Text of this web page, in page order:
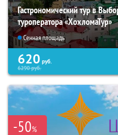
Гастрономический тур в
туроператора «ХохломаТур»
Сенная площадь
620 руб.
6290руб.
-50%